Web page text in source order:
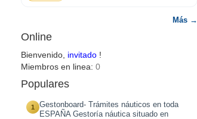
Más →
Online
Bienvenido, invitado !
Miembros en linea: 0
Populares
1
Gestonboard- Trámites náuticos en toda
ESPAÑA Gestoría náutica situado en